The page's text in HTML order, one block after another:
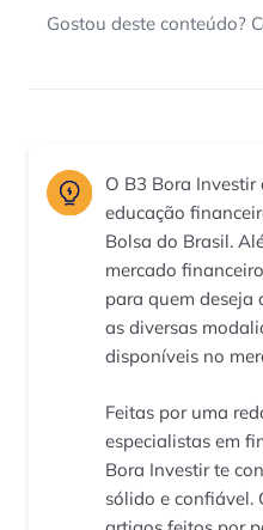
Gostou deste conteúdo?
O B3 Bora
educação
Bolsa do Brasil.
mercado
para quem deseja
as diversas
disponíveis no
Feitas por uma
especialistas em
Bora Investir te
sólido e confiável.